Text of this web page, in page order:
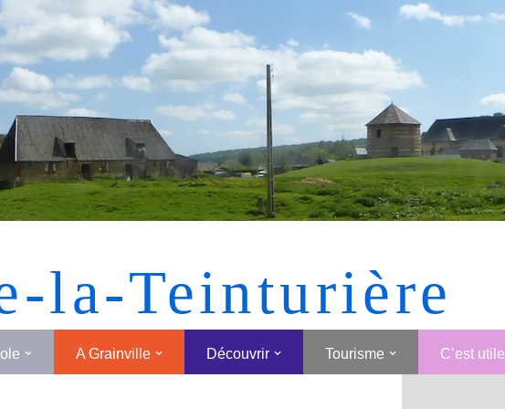
[MONTRER SOUS FORME DE VIGNETTES]
la-Teinturière
A Grainville Découvrir Tourisme C’est utile